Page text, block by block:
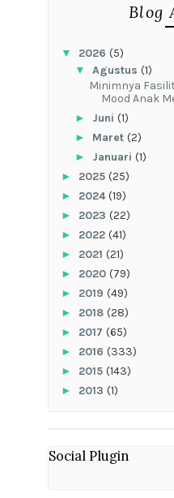
Blog
▼ 2026 (5)
▼ Agustus (1)
‎Minimnya
Mood Anak
► Juni (1)
► Maret (2)
► Januari (1)
► 2025 (25)
► 2024(19)
► 2023 (22)
► 2022 (41)
► 2021 (21)
► 2020 (79)
► 2019 (49)
► 2018 (28)
► 2017 (65)
► 2016 (333)
► 2015 (143)
► 2013 (1)
Social Plugin